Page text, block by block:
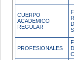
CUERPO
ACADEMICO
REGULAR
PROFESIONALES